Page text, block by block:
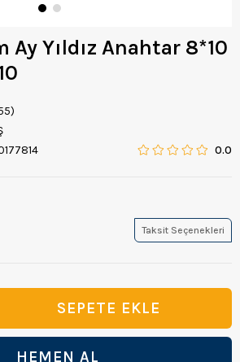
Ay Yıldız Anahtar 8*10
0.0
Taksit Seçenekleri